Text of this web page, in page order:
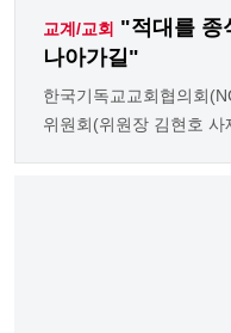
교계/교회 "적대를 종
나아가길"
한국기독교교회협의회
위원회(위원장 김현호